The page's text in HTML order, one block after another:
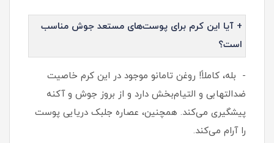
+ آیا این کرم برای پوست‌های مستعد جوش مناسب
است؟
- بله، کاملاً! روغن تامانو موجود در این کرم خاصیت
ضدالتهابی و التیام‌بخش دارد و از بروز جوش و آکنه
پیشگیری می‌کند. همچنین، عصاره جلبک دریایی پوست
را آرام می‌کند.